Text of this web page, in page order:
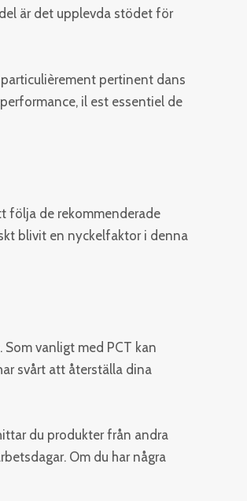
är det upplevda stödet för
pertinent dans
il est essentiel de
följa de rekommenderade
blivit en nyckelfaktor i denna
vanligt med PCT kan
svårt att återställa dina
du produkter från andra
Om du har några